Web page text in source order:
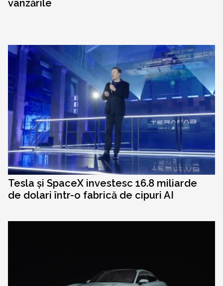
vânzările
Tesla și SpaceX investesc 16.8 miliarde
de dolari într-o fabrică de cipuri AI